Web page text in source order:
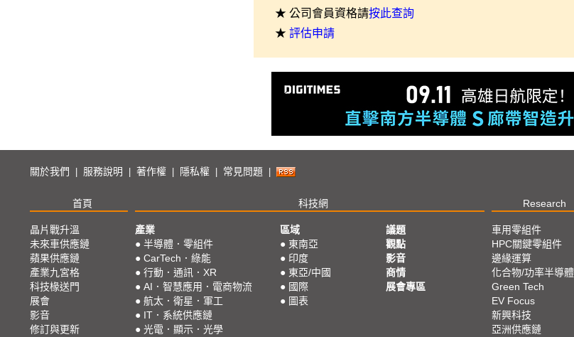
★ 公司會員資格請按此查詢
★ 評估申請
關於我們 服務說明 著作權 隱私權 常見問題
首頁 科技網 Research
晶片戰升溫
未來車供應鏈
蘋果供應鏈
產業九宮格
科技椽送門
展會
影音
修訂與更新
產業
● 半導體．零組件
● CarTech．綠能
● 行動．通訊．XR
● AI．智慧應用．電商物流
● 航太．衛星．軍工
● IT．系統供應鏈
● 光電．顯示．光學
區域
● 東南亞
● 印度
● 東亞/中國
● 國際
● 圖表
議題
觀點
影音
商情
展會專區
車用零組件
HPC關鍵零組件
邊緣運算
化合物/功率半導體
Green Tech
EV Focus
新興科技
亞洲供應鏈